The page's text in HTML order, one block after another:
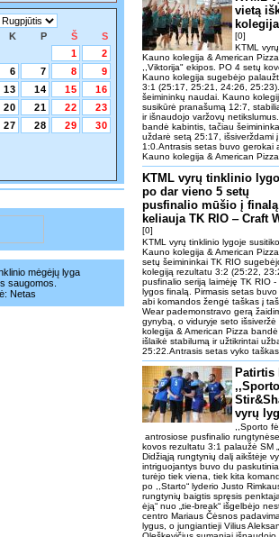
K P Š
S
1
2
6 7 8
9
13 14 15
16
20 21 22
23
27 28 29
30
mėgėjų lyga
saugomos.
Netas
vietą
[0]
KTML
Kauno kolegija & American
,,Viktorija" ekipos. PO 4 setų
Kauno kolegija sugebėjo
3:1 (25:17, 25:21, 24:26,
šeimininkų naudai. Kauno
susikūrė pranašumą 12:7,
ir išnaudojo varžovų netikslumus.
bandė kabintis, tačiau
uždarė setą 25:17, išsiverždami
1:0.Antrasis setas buvo gerokai
Kauno kolegija & American
KTML vyrų tinklinio
po dar vieno 5 setų
pusfinalio mūšio į finalą
keliauja TK RIO ‒ Craft
[0]
KTML vyrų tinklinio lygoje
Kauno kolegija & American
setų šeimininkai TK RIO
kolegiją rezultatu 3:2 (25:22,
pusfinalio seriją laimėję TK RIO
lygos finalą. Pirmasis setas
abi komandos žengė taškas į
Wear pademonstravo gerą
gynybą, o viduryje seto
kolegija & American Pizza
išlaikė stabilumą ir užtikrintai
25:22.Antrasis setas vyko
Patirtis
vyrų
,,Sporto
antrosiose pusfinalio
kovos rezultatu 3:1 palaužė SM
Didžiąją rungtynių dalį aikštėje
intriguojantys buvo du
turėjo tiek viena, tiek kita
po ,,Starto“ lyderio Justo
rungtynių baigtis spręsis
ėją“ nuo „tie-break“ išgelbėjo
centro Mariaus Čėsnos
lygus, o jungiantieji Vilius